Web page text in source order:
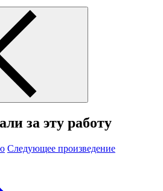
за эту работу
Следующее произведение